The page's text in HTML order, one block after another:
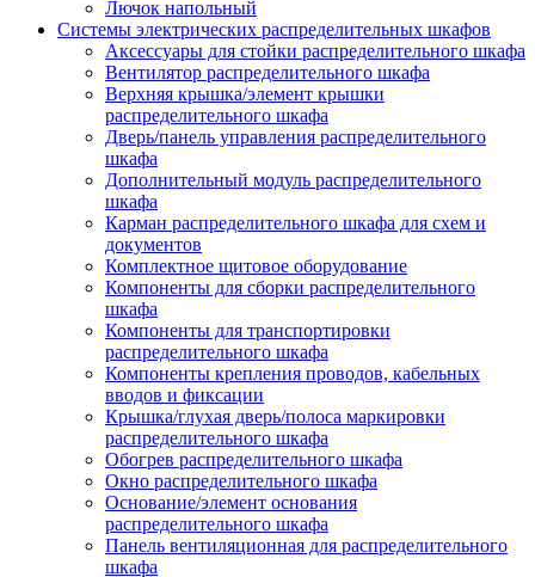
Лючок напольный
Системы электрических распределительных шкафов
Аксессуары для стойки распределительного шкафа
Вентилятор распределительного шкафа
Верхняя крышка/элемент крышки
распределительного шкафа
Дверь/панель управления распределительного
шкафа
Дополнительный модуль распределительного
шкафа
Карман распределительного шкафа для схем и
документов
Комплектное щитовое оборудование
Компоненты для сборки распределительного
шкафа
Компоненты для транспортировки
распределительного шкафа
Компоненты крепления проводов, кабельных
вводов и фиксации
Крышка/глухая дверь/полоса маркировки
распределительного шкафа
Обогрев распределительного шкафа
Окно распределительного шкафа
Основание/элемент основания
распределительного шкафа
Панель вентиляционная для распределительного
шкафа